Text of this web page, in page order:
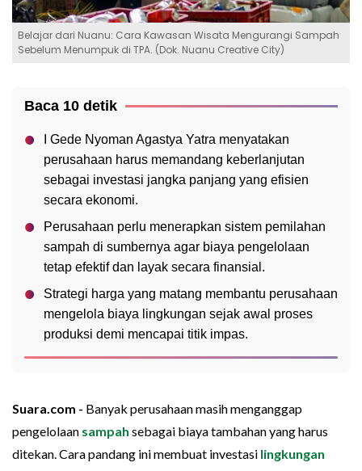
Belajar dari Nuanu: Cara Kawasan Wisata Mengurangi Sampah
Sebelum Menumpuk di TPA. (Dok. Nuanu Creative City)
Baca 10 detik
I Gede Nyoman Agastya Yatra menyatakan
perusahaan harus memandang keberlanjutan
sebagai investasi jangka panjang yang efisien
secara ekonomi.
Perusahaan perlu menerapkan sistem pemilahan
sampah di sumbernya agar biaya pengelolaan
tetap efektif dan layak secara finansial.
Strategi harga yang matang membantu perusahaan
mengelola biaya lingkungan sejak awal proses
produksi demi mencapai titik impas.
Suara.com - Banyak perusahaan masih menganggap
pengelolaan sampah sebagai biaya tambahan yang harus
ditekan. Cara pandang ini membuat investasi lingkungan